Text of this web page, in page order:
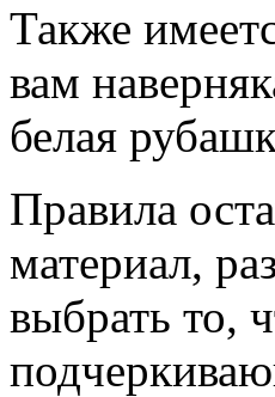
Также
вам
белая
Правила
материал,
выбрать то,